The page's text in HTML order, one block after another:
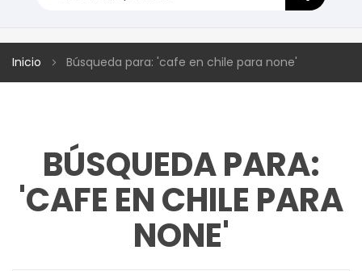
Inicio Búsqueda para: 'cafe en chile para none'
BÚSQUEDA PARA:
'CAFE EN CHILE PARA
NONE'